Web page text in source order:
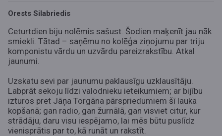
Orests Silabriedis
Ceturtdien biju nolēmis sašust. Šodien maķenīt jau nāk
smiekli. Tātad – saņēmu no kolēģa ziņojumu par triju
komponistu vārdu un uzvārdu pareizrakstību. Atkal
jaunumi.
Uzskatu sevi par jaunumu paklausīgu uzklausītāju.
Labprāt sekoju līdzi valodnieku ieteikumiem; ar bijību
izturos pret Jāņa Torgāna pārspriedumiem šī lauka
kopšanā; gan radio, gan žurnālā, gan visviet citur, kur
strādāju, daru visu iespējamo, lai mēs būtu puslīdz
vienisprātis par to, kā runāt un rakstīt.